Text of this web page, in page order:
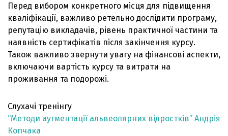
Перед вибором конкретного місця для підвищення
кваліфікації, важливо ретельно дослідити програму,
репутацію викладачів, рівень практичної частини та
наявність сертифікатів після закінчення курсу.
Також важливо звернути увагу на фінансові аспекти,
включаючи вартість курсу та витрати на
проживання та подорожі.
Слухачі тренінгу
“Методи аугментації альвеолярних відростків” Андрія
Копчака